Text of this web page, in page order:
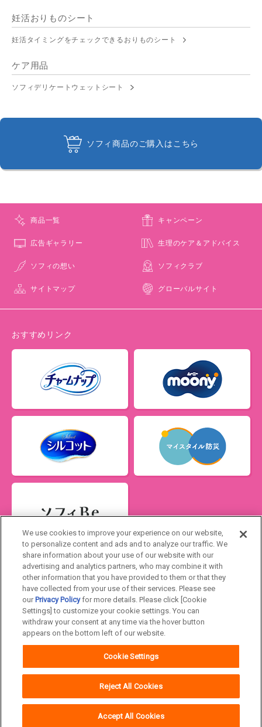
妊活おりものシート
妊活タイミングをチェックできるおりものシート
ケア用品
ソフィデリケートウェットシート
ソフィ商品のご購入はこちら
商品一覧 キャンペーン
広告ギャラリー 生理のケア＆アドバイス
ソフィの想い ソフィクラブ
サイトマップ グローバルサイト
おすすめリンク
Japan
ユニ・チャームHOME お問い合わせ
ウェブサイト利用規約
公式アカウント コミュニティガイドライ
We use cookies to improve your experience on our website,
to personalize content and ads and to analyze our traffic. We
share information about your use of our website with our
advertising and analytics partners, who may combine it with
other information that you have provided to them or that they
have collected from your use of their services. Please see
our Privacy Policyfor more details. Please click [Cookie
Settings] to customize your cookie settings. You can
withdraw your consent at any time via the hover button
appears on the bottom left of our website.
Cookie Settings
Reject All Cookies
Accept All Cookies